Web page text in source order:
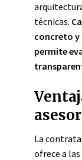
técnicas.
concreto y
permite
La
ofrece a